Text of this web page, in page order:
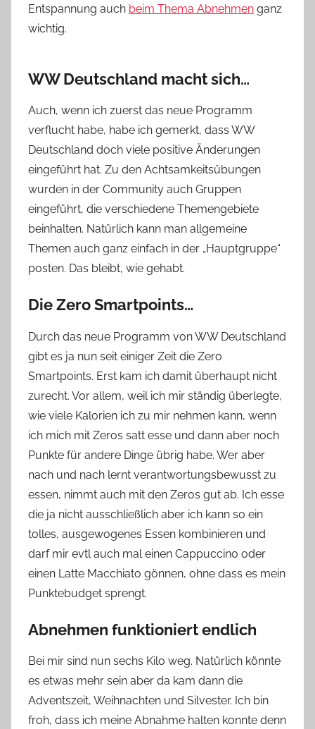
Entspannung auch beim Thema Abnehmen ganz
wichtig.
WW Deutschland macht sich…
Auch, wenn ich zuerst das neue Programm
verflucht habe, habe ich gemerkt, dass WW
Deutschland doch viele positive Änderungen
eingeführt hat. Zu den Achtsamkeitsübungen
wurden in der Community auch Gruppen
eingeführt, die verschiedene Themengebiete
beinhalten. Natürlich kann man allgemeine
Themen auch ganz einfach in der „Hauptgruppe“
posten. Das bleibt, wie gehabt.
Die Zero Smartpoints…
Durch das neue Programm von WW Deutschland
gibt es ja nun seit einiger Zeit die Zero
Smartpoints. Erst kam ich damit überhaupt nicht
zurecht. Vor allem, weil ich mir ständig überlegte,
wie viele Kalorien ich zu mir nehmen kann, wenn
ich mich mit Zeros satt esse und dann aber noch
Punkte für andere Dinge übrig habe. Wer aber
nach und nach lernt verantwortungsbewusst zu
essen, nimmt auch mit den Zeros gut ab. Ich esse
die ja nicht ausschließlich aber ich kann so ein
tolles, ausgewogenes Essen kombinieren und
darf mir evtl auch mal einen Cappuccino oder
einen Latte Macchiato gönnen, ohne dass es mein
Punktebudget sprengt.
Abnehmen funktioniert endlich
Bei mir sind nun sechs Kilo weg. Natürlich könnte
es etwas mehr sein aber da kam dann die
Adventszeit, Weihnachten und Silvester. Ich bin
froh, dass ich meine Abnahme halten konnte denn